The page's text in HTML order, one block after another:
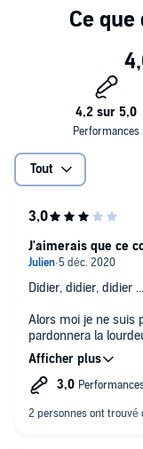
Tout
Didier, didier, didier
Alors moi je ne suis
pardonnera la
Que n'as tu pas
J'aimerais que ce